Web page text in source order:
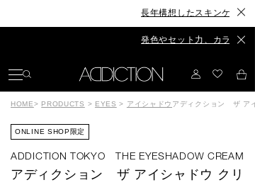
長年構想したスキンケアが、
発色やセット力、カラーもリ
HOME> PRODUCTS > EYES > アイシャドウ アディクション ザ ア
ONLINE SHOP限定
ADDICTION TOKYO THE EYESHADOW CREAM
アディクション ザ アイシャドウ クリ